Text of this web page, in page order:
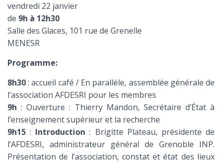
vendredi 22 janvier
de 9h à 12h30
Salle des Glaces, 101 rue de Grenelle
MENESR
Programme:
8h30: accueil café / En parallèle, assemblée générale de
l’association AFDESRI pour les membres
9h : Ouverture : Thierry Mandon, Secrétaire d’État à
l’enseignement supérieur et la recherche
9h15 : Introduction : Brigitte Plateau, présidente de
l’AFDESRI, administrateur général de Grenoble INP.
Présentation de l’association, constat et état des lieux